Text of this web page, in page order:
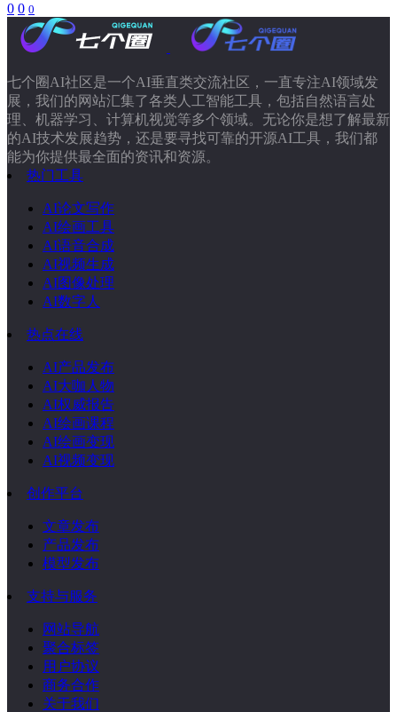
0 0 0
七个圈AI社区是一个AI垂直类交流社区，一直专注AI领域发
展，我们的网站汇集了各类人工智能工具，包括自然语言处
理、机器学习、计算机视觉等多个领域。无论你是想了解最新
的AI技术发展趋势，还是要寻找可靠的开源AI工具，我们都
能为你提供最全面的资讯和资源。
热门工具
AI论文写作
AI绘画工具
AI语音合成
AI视频生成
AI图像处理
AI数字人
热点在线
AI产品发布
AI大咖人物
AI权威报告
AI绘画课程
AI绘画变现
AI视频变现
创作平台
文章发布
产品发布
模型发布
支持与服务
网站导航
聚合标签
用户协议
商务合作
关于我们